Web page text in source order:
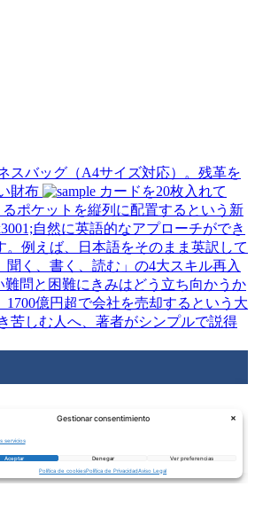
スバッグ（A4サイズ対応）。残革を
財布
カードを20枚入れて
ポケットを縦列に配置するという新
自然に英語的なアプローチができ
例えば、日本語をそのまま英訳して
く、書く、読む」の4大スキル再入
億円超で会社を売却するという大
苦しむ人へ、著者がシンプルで説得